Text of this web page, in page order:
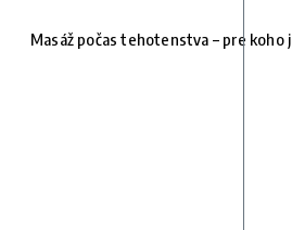
Masáž počas tehotenstva – pre koho